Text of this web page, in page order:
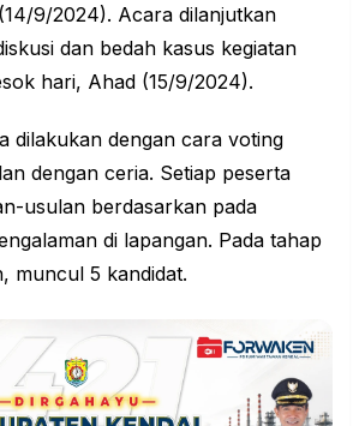
9/2024). Acara dilanjutkan
dan bedah kasus kegiatan
hari, Ahad (15/9/2024).
dilakukan dengan cara voting
dengan ceria. Setiap peserta
usulan berdasarkan pada
di lapangan. Pada tahap
muncul 5 kandidat.